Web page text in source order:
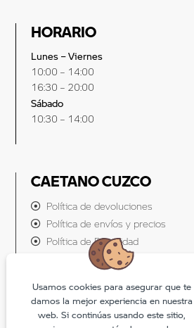
HORARIO
Lunes – Viernes
10:00 – 14:00
16:30 – 20:00
Sábado
10:30 – 14:00
CAETANO CUZCO
Política de devoluciones
Política de envíos y precios
Política de Privacidad
Política de cookies
Usamos cookies para asegurar que te
damos la mejor experiencia en nuestra
web. Si continúas usando este sitio,